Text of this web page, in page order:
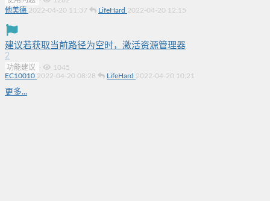
他美德 2022-04-20 11:37 LifeHard 2022-04-20 12:15
建议若获取当前路径为空时，激活资源管理器
2
功能建议 ·
1045
EC10010 2022-04-20 08:28 LifeHard 2022-04-20 10:21
更多...